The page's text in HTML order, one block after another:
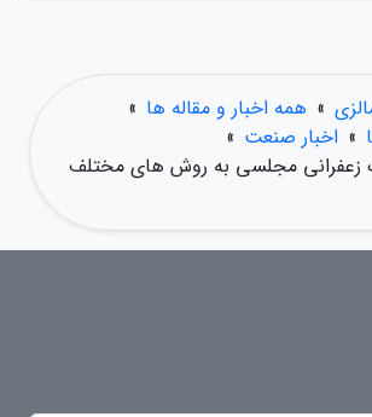
» همه اخبار و مقاله ها »
» اخبار صنعت »
زعفرانی مجلسی به روش های مختلف